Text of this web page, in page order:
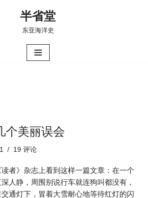
半省堂
东亚海洋史
个美丽误会
19 评论
者》杂志上看到这样一篇文章：在一个
人静，周围别说行车就连狗叫都没有，
通灯下，冒着大雪耐心地等待红灯的闪